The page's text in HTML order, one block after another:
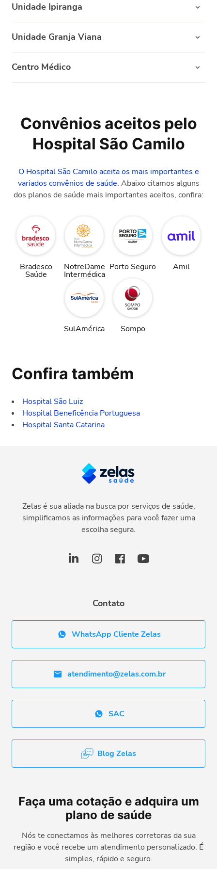
(11) 2972-8000/ (11) 3777-0755
Unidade Ipiranga
(11) 2066-7000 / (11) 2066-1600
Unidade Granja Viana
Centro Médico
(11) 2972-8000
Convênios aceitos pelo
Hospital São Camilo
O Hospital São Camilo aceita os mais importantes e
variados convênios de saúde. Abaixo citamos alguns
dos planos de saúde mais importantes aceitos, confira:
Bradesco
Saúde
NotreDame
Intermédica
Porto Seguro Amil
SulAmérica Sompo
Confira também
Hospital São Luiz
Hospital Beneficência Portuguesa
Hospital Santa Catarina
Zelas é sua aliada na busca por serviços de saúde,
simplificamos as informações para você fazer uma
escolha segura.
Contato
WhatsApp Cliente Zelas
atendimento@zelas.com.br
SAC
Blog Zelas
Faça uma cotação e adquira um
plano de saúde
Nós te conectamos às melhores corretoras da sua
região e você recebe um atendimento personalizado. É
simples, rápido e seguro.